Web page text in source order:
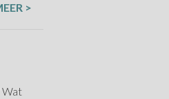
>
Wat